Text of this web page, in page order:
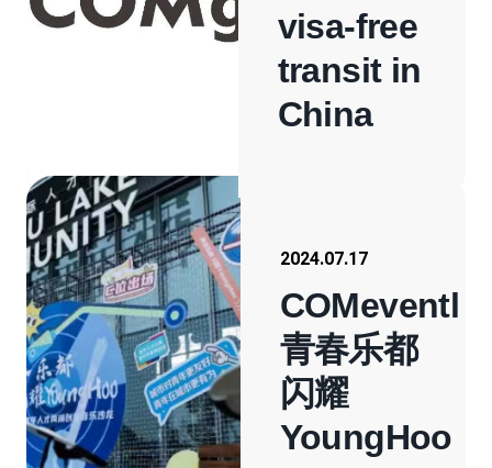
visa-free
transit in
China
2024.07.17
COMeventl
青春乐都
闪耀
YoungHoo